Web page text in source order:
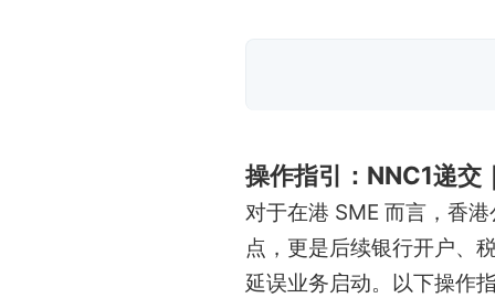
操作指引：NNC1递交
对于在港 SME 而言，香
点，更是后续银行开户、
延误业务启动。以下操作